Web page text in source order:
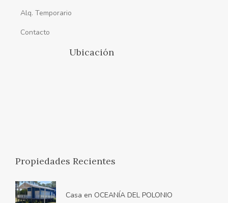
Alq. Temporario
Contacto
Ubicación
Propiedades Recientes
Casa en OCEANÍA DEL POLONIO